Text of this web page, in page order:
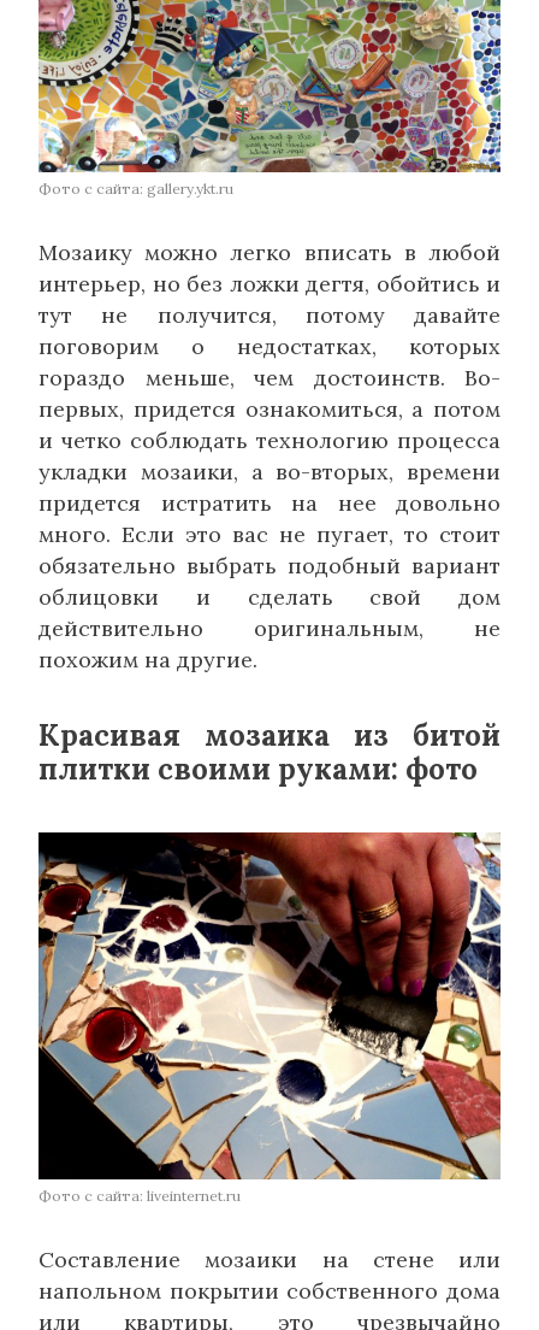
Фото с сайта: gallery.ykt.ru
Мозаику можно легко вписать в любой
интерьер, но без ложки дегтя, обойтись и
тут не получится, потому давайте
поговорим о недостатках, которых
гораздо меньше, чем достоинств. Во-
первых, придется ознакомиться, а потом
и четко соблюдать технологию процесса
укладки мозаики, а во-вторых, времени
придется истратить на нее довольно
много. Если это вас не пугает, то стоит
обязательно выбрать подобный вариант
облицовки и сделать свой дом
действительно оригинальным, не
похожим на другие.
Красивая мозаика из битой
плитки своими руками: фото
Фото с сайта: liveinternet.ru
Составление мозаики на стене или
напольном покрытии собственного дома
или квартиры, это чрезвычайно